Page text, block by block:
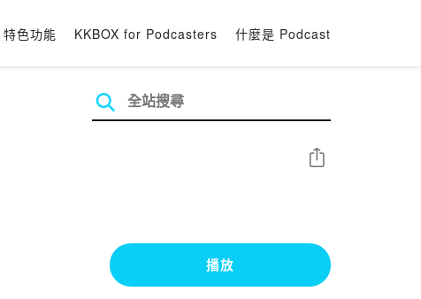
特色功能 KKBOX for Podcasters 什麼是 Podcast
分享
播放